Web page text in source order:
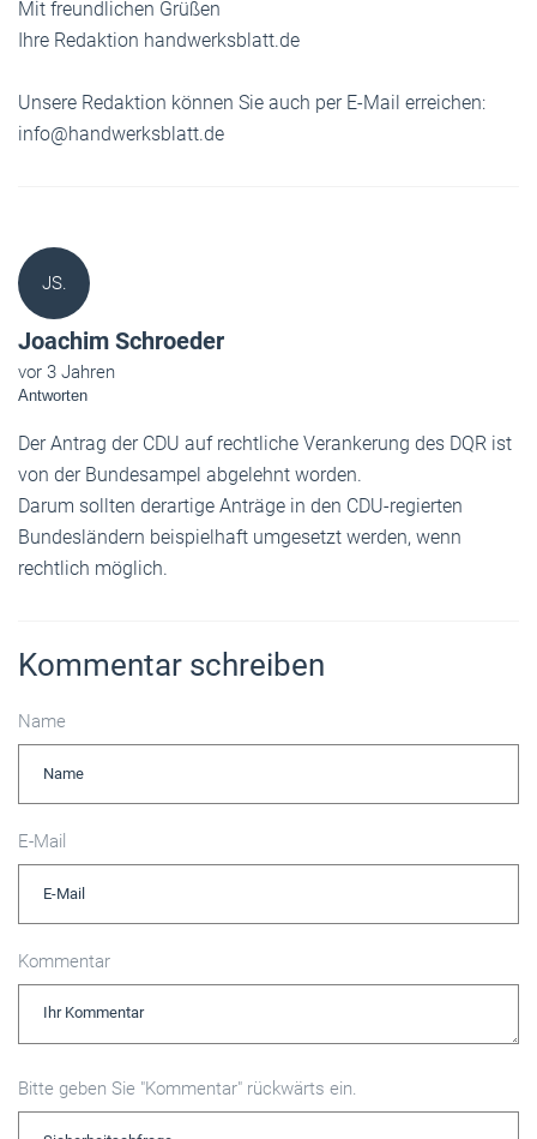
Mit freundlichen Grüßen
Ihre Redaktion handwerksblatt.de
Unsere Redaktion können Sie auch per E-Mail erreichen:
info@handwerksblatt.de
JS.
Joachim Schroeder
vor 3 Jahren
Antworten
Der Antrag der CDU auf rechtliche Verankerung des DQR ist
von der Bundesampel abgelehnt worden.
Darum sollten derartige Anträge in den CDU-regierten
Bundesländern beispielhaft umgesetzt werden, wenn
rechtlich möglich.
Kommentar schreiben
Name
E-Mail
Kommentar
Bitte geben Sie "Kommentar" rückwärts ein.